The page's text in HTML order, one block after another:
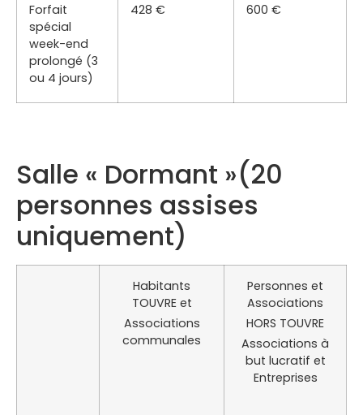
Forfait
spécial
week-end
prolongé (3
ou 4 jours)
428 € 600 €
Salle « Dormant »(20
personnes assises
uniquement)
Habitants
TOUVRE et
Associations
communales
Personnes et
Associations
HORS TOUVRE
Associations à
but lucratif et
Entreprises